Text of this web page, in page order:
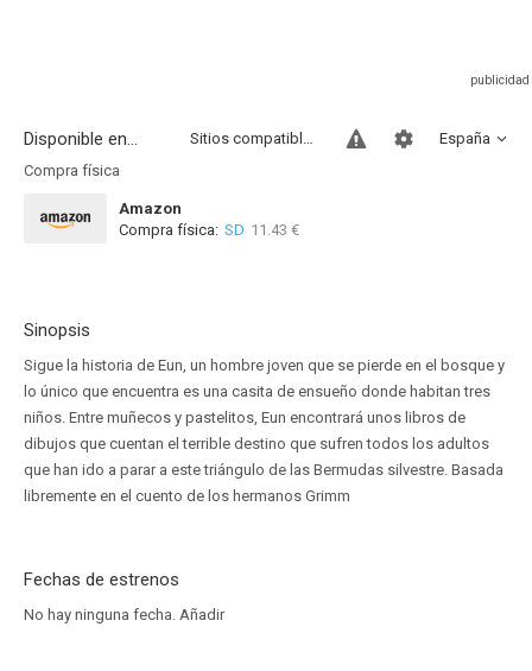
Disponible en... España
Sitios compatibles
Compra física
Amazon
Compra física: SD 11.43 €
Sinopsis
Sigue la historia de Eun, un hombre joven que se pierde en el bosque y
lo único que encuentra es una casita de ensueño donde habitan tres
niños. Entre muñecos y pastelitos, Eun encontrará unos libros de
dibujos que cuentan el terrible destino que sufren todos los adultos
que han ido a parar a este triángulo de las Bermudas silvestre. Basada
libremente en el cuento de los hermanos Grimm
Fechas de estrenos
No hay ninguna fecha. Añadir